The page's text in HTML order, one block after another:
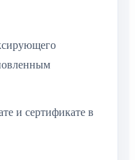
и сертификате в